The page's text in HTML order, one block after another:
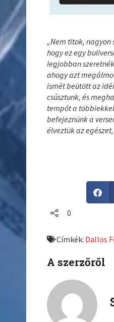
„Nem titok, nagyon
hogy ez egy
legjobban
ahogy azt
ismét beütött az
csúsztunk, és
tempót a
befejeznünk a
élveztük az
h
o
f
b
0
Címkék: Dallos
A szerzőről